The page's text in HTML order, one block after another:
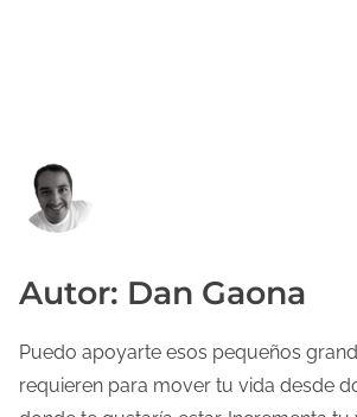
Autor: Dan Gaona
Puedo apoyarte esos pequeños
requieren para mover tu vida desde